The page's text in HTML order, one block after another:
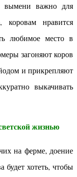
вымени важно для
нравится
любимое место в
загоняют коров
и прикрепляют
выкачивать
жизнью
на ферме, доение
будет хотеть, чтобы